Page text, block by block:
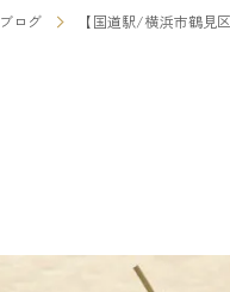
ブログ 【国道駅/横浜市鶴見